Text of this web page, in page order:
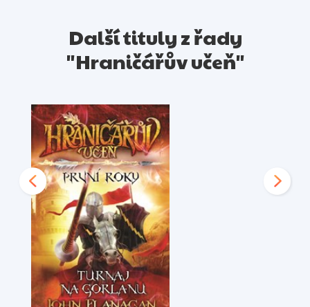
Další tituly z řady
"Hraničářův učeň"